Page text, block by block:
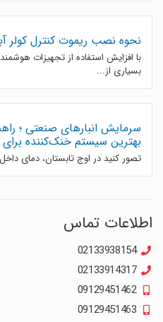
نحوه نصب ریموت کنترل کولر
با افزایش استفاده از تجهیزات
بسیاری از...
سرمایش انبارهای صنعتی ؛
بهترین سیستم خنک‌کننده برای
تصور کنید در اوج تابستان، دمای داخل
اطلاعات تماس
02133938154
02133914317
09129451462
09129451463